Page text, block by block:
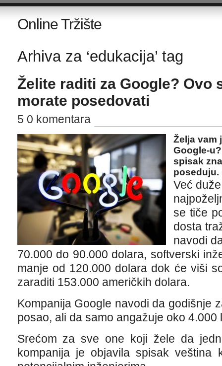
Online Tržište
Arhiva za ‘edukacija’ tag
Želite raditi za Google? Ovo
morate posedovati
5 0 komentara
Želja vam
Google-
spisak
poseduju.
Već
se tiče
dosta
navodi
70.000 do 90.000 dolara, softverski
manje od 120.000 dolara dok će viši
zaraditi 153.000 američkih dolara.
Kompanija Google navodi da godišnje
posao, ali da samo angažuje oko 4.000
Srećom za sve one koji žele da
kompanija je objavila spisak